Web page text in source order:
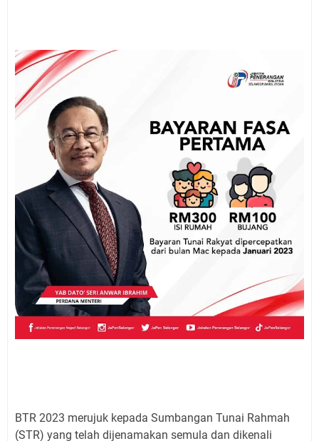
BTR 2023 merujuk kepada Sumbangan Tunai Rahmah
(STR) yang telah dijenamakan semula dan dikenali